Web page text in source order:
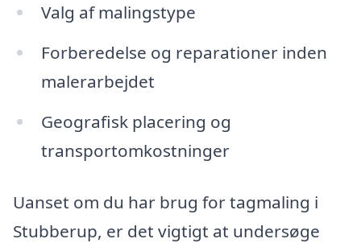
Valg af malingstype
Forberedelse og reparationer inden
malerarbejdet
Geografisk placering og
transportomkostninger
Uanset om du har brug for tagmaling i
Stubberup, er det vigtigt at undersøge